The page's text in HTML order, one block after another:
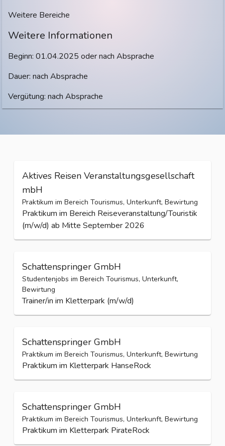
Weitere Bereiche
Weitere Informationen
Beginn: 01.04.2025 oder nach Absprache
Dauer: nach Absprache
Vergütung: nach Absprache
Aktives Reisen Veranstaltungsgesellschaft
mbH
Praktikum im Bereich Tourismus, Unterkunft, Bewirtung
Praktikum im Bereich Reiseveranstaltung/Touristik
(m/w/d) ab Mitte September 2026
Schattenspringer GmbH
Studentenjobs im Bereich Tourismus, Unterkunft,
Bewirtung
Trainer/in im Kletterpark (m/w/d)
Schattenspringer GmbH
Praktikum im Bereich Tourismus, Unterkunft, Bewirtung
Praktikum im Kletterpark HanseRock
Schattenspringer GmbH
Praktikum im Bereich Tourismus, Unterkunft, Bewirtung
Praktikum im Kletterpark PirateRock